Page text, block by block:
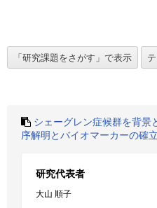
シェーグレン症候群を背景
序解明とバイオマーカーの確立
研究代表者
大山 順子